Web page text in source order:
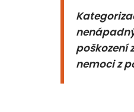
poškození
nemoci z